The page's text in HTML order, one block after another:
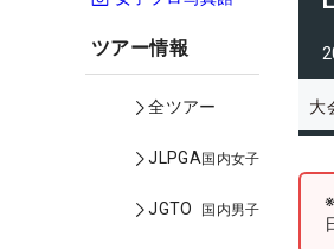
ツアー情報
全ツアー
JLPGA国内女子
JGTO 国内男子
大